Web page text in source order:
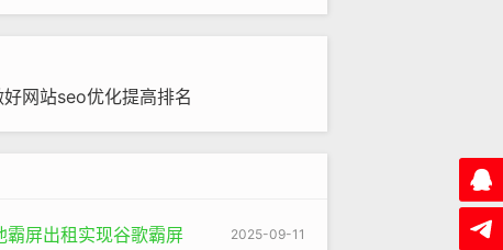
择“手工定制皮具”“复古风格手工皮
是简单地罗列一些旅游景点的名
时间、当地的美食推荐等，就会大
网站seo优化提高排名
2025-09-11
屏出租实现谷歌霸屏